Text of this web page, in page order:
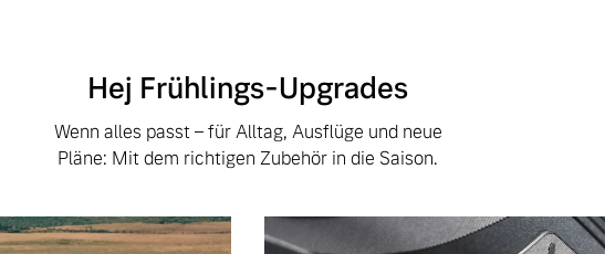
Hej Frühlings-Upgrades
Wenn alles passt – für Alltag, Ausflüge und neue
Pläne: Mit dem richtigen Zubehör in die Saison.